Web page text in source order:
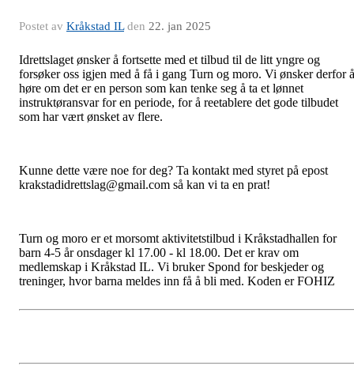
Postet av Kråkstad ILden 22. jan 2025
Idrettslaget ønsker å fortsette med et tilbud til de litt yngre og
forsøker oss igjen med å få i gang Turn og moro. Vi ønsker derfor å
høre om det er en person som kan tenke seg å ta et lønnet
instruktøransvar for en periode, for å reetablere det gode tilbudet
som har vært ønsket av flere.
Kunne dette være noe for deg? Ta kontakt med styret på epost
krakstadidrettslag@gmail.com så kan vi ta en prat!
Turn og moro er et morsomt aktivitetstilbud i Kråkstadhallen for
barn 4-5 år onsdager kl 17.00 - kl 18.00. Det er krav om
medlemskap i Kråkstad IL. Vi bruker Spond for beskjeder og
treninger, hvor barna meldes inn få å bli med. Koden er FOHIZ